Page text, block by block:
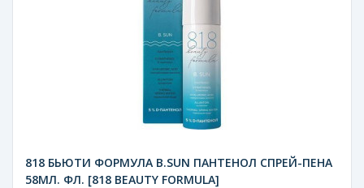
818 БЬЮТИ ФОРМУЛА B.SUN ПАНТЕНОЛ СПРЕЙ-ПЕНА
58МЛ. ФЛ. [818 BEAUTY FORMULA]